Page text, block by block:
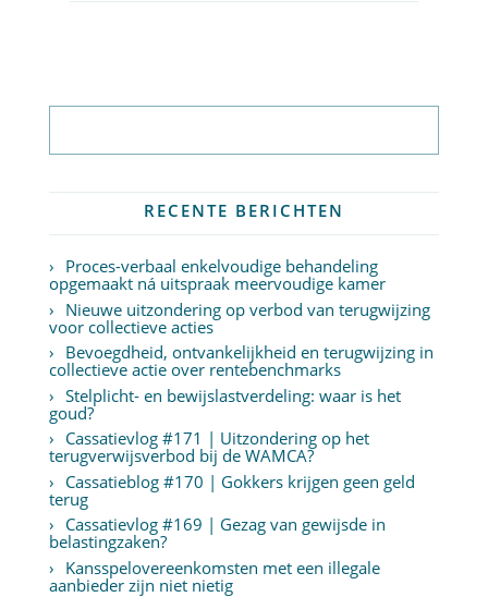
RECENTE BERICHTEN
Proces-verbaal enkelvoudige behandeling
opgemaakt ná uitspraak meervoudige kamer
Nieuwe uitzondering op verbod van terugwijzing
voor collectieve acties
Bevoegdheid, ontvankelijkheid en terugwijzing in
collectieve actie over rentebenchmarks
Stelplicht- en bewijslastverdeling: waar is het
goud?
Cassatievlog #171 | Uitzondering op het
terugverwijsverbod bij de WAMCA?
Cassatieblog #170 | Gokkers krijgen geen geld
terug
Cassatievlog #169 | Gezag van gewijsde in
belastingzaken?
Kansspelovereenkomsten met een illegale
aanbieder zijn niet nietig